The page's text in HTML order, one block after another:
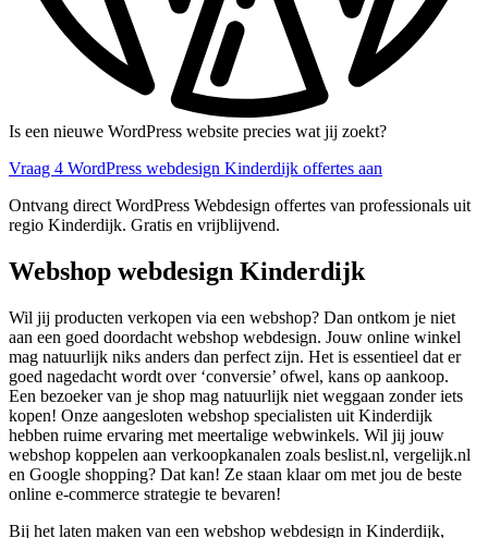
Is een nieuwe WordPress website precies wat jij zoekt?
Vraag 4 WordPress webdesign Kinderdijk offertes aan
Ontvang direct WordPress Webdesign offertes van professionals uit
regio Kinderdijk. Gratis en vrijblijvend.
Webshop webdesign Kinderdijk
Wil jij producten verkopen via een webshop? Dan ontkom je niet
aan een goed doordacht webshop webdesign. Jouw online winkel
mag natuurlijk niks anders dan perfect zijn. Het is essentieel dat er
goed nagedacht wordt over ‘conversie’ ofwel, kans op aankoop.
Een bezoeker van je shop mag natuurlijk niet weggaan zonder iets
kopen! Onze aangesloten webshop specialisten uit Kinderdijk
hebben ruime ervaring met meertalige webwinkels. Wil jij jouw
webshop koppelen aan verkoopkanalen zoals beslist.nl, vergelijk.nl
en Google shopping? Dat kan! Ze staan klaar om met jou de beste
online e-commerce strategie te bevaren!
Bij het laten maken van een webshop webdesign in Kinderdijk,